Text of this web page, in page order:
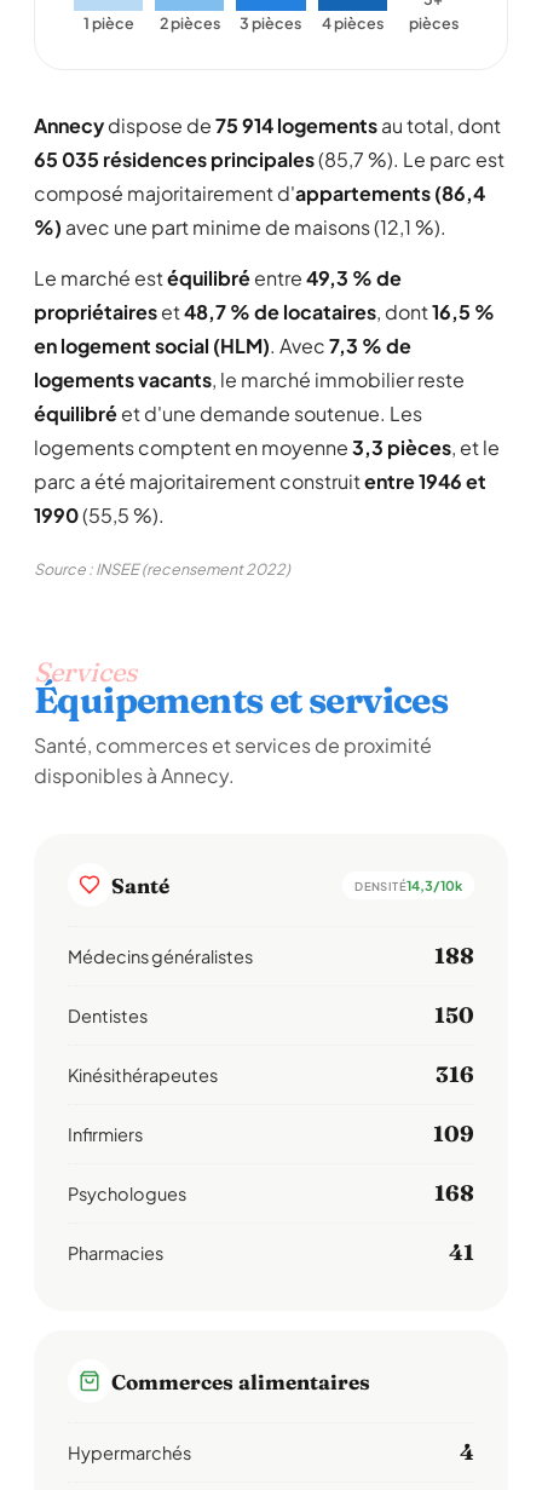
1 pièce 2 pièces 3 pièces 4 pièces
pièces
Annecydispose de75 914 logementsau total, dont
65 035 résidences principales(85,7 %). Le parc est
composé majoritairement d'appartements (86,4
%) avec une part minime de maisons (12,1 %).
Le marché estéquilibréentre49,3 % de
propriétaireset48,7 % de locataires, dont16,5 %
en logement social (HLM). Avec7,3 % de
logements vacants, le marché immobilier reste
équilibréet d'une demande soutenue. Les
logements comptent en moyenne3,3 pièces, et le
parc a été majoritairement construitentre 1946 et
1990(55,5 %).
Source : INSEE (recensement 2022)
Services
Équipements et services
Santé, commerces et services de proximité
disponibles à Annecy.
Santé DENSITÉ14,3/10k
Médecins généralistes 188
Dentistes 150
Kinésithérapeutes 316
Infirmiers 109
Psychologues 168
Pharmacies 41
Commerces alimentaires
Hypermarchés 4